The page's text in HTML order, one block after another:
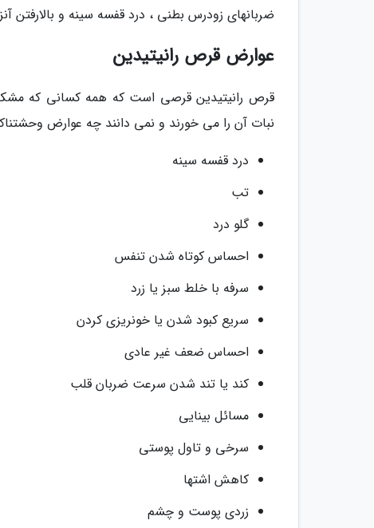
ضربانهای زودرس بطنی ، درد قفسه سینه و بالارفتن
عوارض قرص رانیتیدین
قرص رانیتیدین قرصی است که همه کسانی که مشکل
نبات آن را می خورند و نمی دانند چه عوارض
درد قفسه سینه
تب
گلو درد
احساس کوتاه شدن تنفس
سرفه با خلط سبز یا زرد
سریع کبود شدن یا خونریزی کردن
احساس ضعف غیر عادی
کند یا تند شدن سرعت ضربان قلب
مسائل بینایی
سرخی و تاول پوستی
کاهش اشتها
زردی پوست و چشم